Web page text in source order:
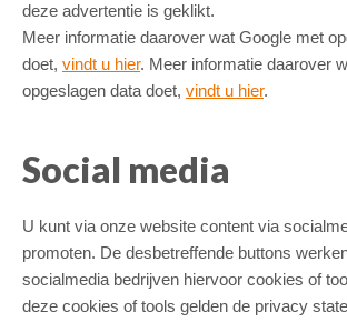
deze advertentie is geklikt.
Meer informatie daarover wat Google met
doet, vindt u hier. Meer informatie daarover
opgeslagen data doet, vindt u hier.
Social media
U kunt via onze website content via
promoten. De desbetreffende buttons
socialmedia bedrijven hiervoor cookies of
deze cookies of tools gelden de privacy